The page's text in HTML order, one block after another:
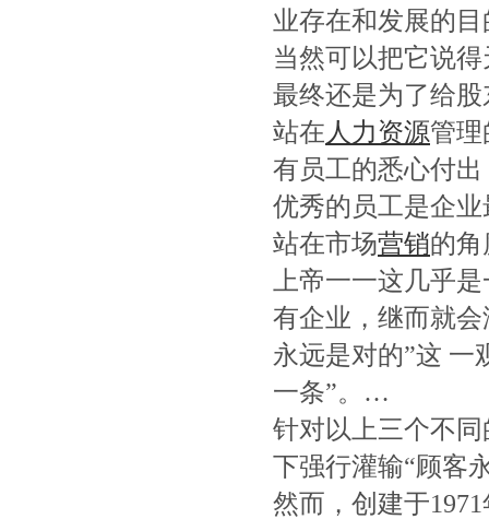
业存在和发展的
当然可以把它说
最终还是为了给
站在 人力资源管理
有员工的悉心付
优秀的员工是企
站在市场营销的角
上帝一一这几乎
有企业，继而就
永远是对的”这 一
一条”。…
针对以上三个不
下强行灌输“顾客
然而，创建于